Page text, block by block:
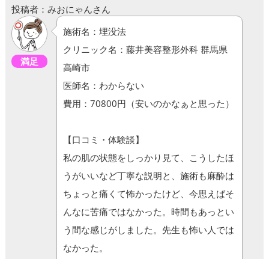
投稿者：みおにゃんさん
満足
施術名：埋没法
クリニック名：藤井美容整形外科 群馬県
高崎市
医師名：わからない
費用：70800円（安いのかなぁと思った）
【口コミ・体験談】
私の肌の状態をしっかり見て、こうしたほ
うがいいなど丁寧な説明と、施術も麻酔は
ちょっと痛くて怖かったけど、今思えばそ
んなに苦痛ではなかった。時間もあっとい
う間な感じがしました。先生も怖い人では
なかった。